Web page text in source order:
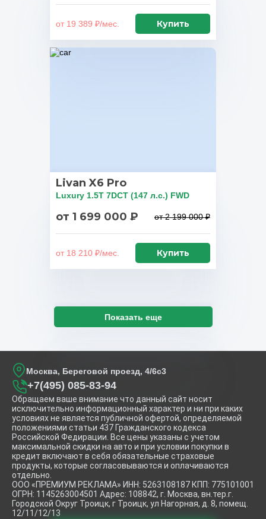
от 19 389 ₽/мес. Купить
Livan X6 Pro
Luxury 1.5T 7DCT (147 л.с.) FWD
от 1 699 000 ₽ от 2 199 000 ₽
от 18 210 ₽/мес. Купить
Показать еще
Москва, Береговой проезд, 4/6с3
+7(495) 085-83-94
Обращаем ваше внимание что данный сайт носит
исключительно информационный характер и ни при каких
условиях не является публичной офертой, определяемой
положениями статьи 437 Гражданского кодекса
Российской Федирации. Все цены указаны с учетом
максимальной скидки на авто и при условии покупки в
кредит включают в себя обязательные страховые
продукты, которые согласовываются и оплачиваются
отдельно.
ООО «ПРЕМИУМ РЕКЛАМА» ИНН: 5263108187 КПП: 775101001
ОГРН: 1145263004501 Адрес: 108842, г. Москва, вн.тер.г.
Городской Округ Троицк, г Троицк, ул Нагорная, д. 8, помещ.
12/11/12/13